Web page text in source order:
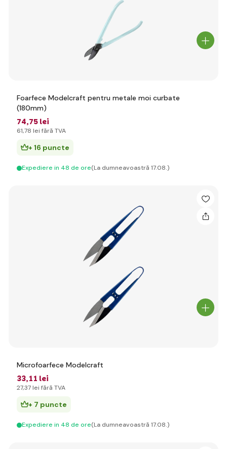
Foarfece Modelcraft pentru metale moi curbate
(180mm)
74,75 lei
61,78 lei fără TVA
+ 16 puncte
Expediere in 48 de ore(La dumneavoastră 17.08.)
Microfoarfece Modelcraft
33,11 lei
27,37 lei fără TVA
+ 7 puncte
Expediere in 48 de ore(La dumneavoastră 17.08.)